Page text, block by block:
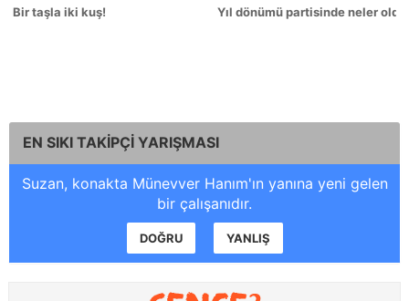
Bir taşla iki kuş! Yıl dönümü partisinde neler
EN SIKI TAKİPÇİ YARIŞMASI
Suzan, konakta Münevver Hanım'ın yanına yeni gelen
bir çalışanıdır.
DOĞRU YANLIŞ